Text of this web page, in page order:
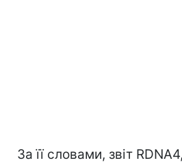
За її словами, звіт